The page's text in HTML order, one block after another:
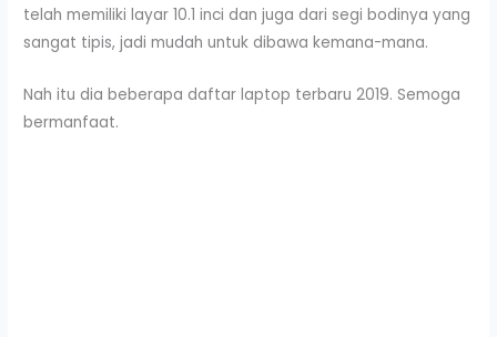
telah memiliki layar 10.1 inci dan juga dari segi bodinya yang
sangat tipis, jadi mudah untuk dibawa kemana-mana.
Nah itu dia beberapa daftar laptop terbaru 2019. Semoga
bermanfaat.